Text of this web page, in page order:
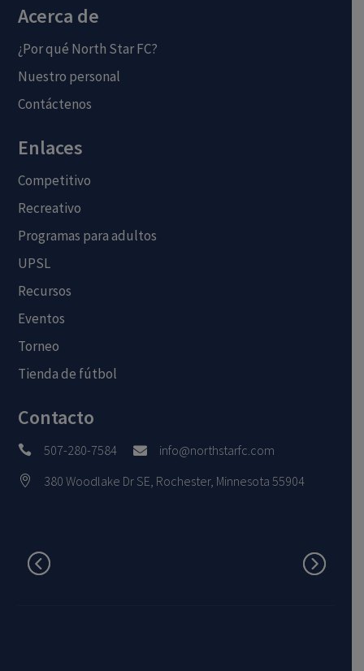
Acerca de
¿Por qué North Star FC?
Nuestro personal
Contáctenos
Enlaces
Competitivo
Recreativo
Programas para adultos
UPSL
Recursos
Eventos
Torneo
Tienda de fútbol
Contacto
 507-280-7584  info@northstarfc.com
 380 Woodlake Dr SE, Rochester, Minnesota 55904